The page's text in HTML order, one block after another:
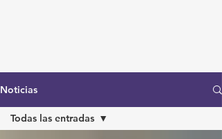
Noticias
Todas las entradas